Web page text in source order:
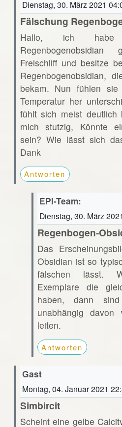
Dienstag, 30. März 2021
Fälschung
Hallo, ich habe
Freischliff und besitze
Regenbogenobsidian,
bekam. Nun fühlen
Temperatur her
fühlt sich meist
mich stutzig, Könnte
sein? Wie lässt sich
Dank
Antworten
EPI-Team:
Dienstag, 30. März
Regenbogen-
Das
Obsidian ist so
fälschen lässt.
Exemplare die
haben, dann
unabhängig
leiten.
Antworten
Gast
Montag, 04. Januar 2021
Simbircit
Scheint eine gelbe